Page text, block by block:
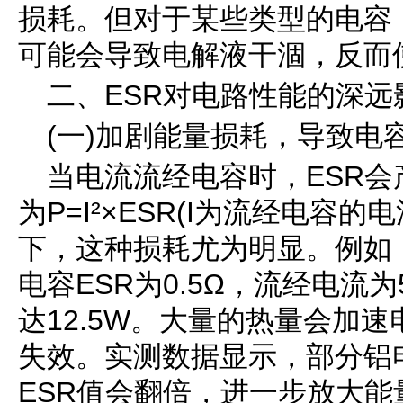
损耗。但对于某些类型的电
可能会导致电解液干涸，反而
二、ESR对电路性能的深远
(一)加剧能量损耗，导致电
当电流流经电容时，ESR
为P=I²×ESR(I为流经电容的
下，这种损耗尤为明显。例
电容ESR为0.5Ω，流经电流
达12.5W。大量的热量会加
失效。实测数据显示，部分
ESR值会翻倍，进一步放大